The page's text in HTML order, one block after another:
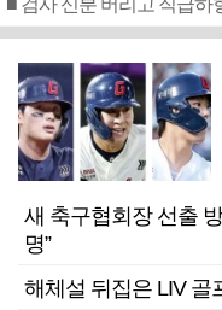
새 축구협회장 선출
명”
해체설 뒤집은 LIV 골